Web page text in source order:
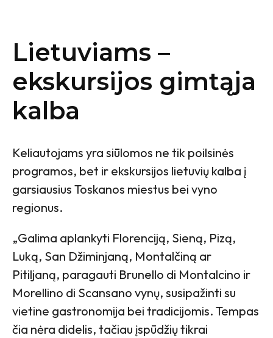
Lietuviams –
ekskursijos gimtąja
kalba
Keliautojams yra siūlomos ne tik poilsinės
programos, bet ir ekskursijos lietuvių kalba į
garsiausius Toskanos miestus bei vyno
regionus.
„Galima aplankyti Florenciją, Sieną, Pizą,
Luką, San Džiminjaną, Montalčiną ar
Pitiljaną, paragauti Brunello di Montalcino ir
Morellino di Scansano vynų, susipažinti su
vietine gastronomija bei tradicijomis. Tempas
čia nėra didelis, tačiau įspūdžių tikrai